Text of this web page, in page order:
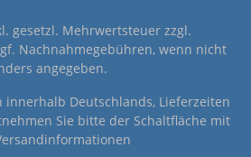
gesetzl. Mehrwertsteuer zzgl.
Nachnahmegebühren, wenn nicht
angegeben.
Deutschlands, Lieferzeiten
Sie bitte der Schaltfläche mit